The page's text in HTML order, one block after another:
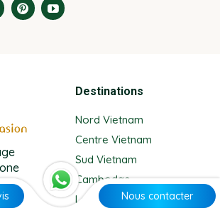
Destinations
Nord Vietnam
Centre Vietnam
Sud Vietnam
Cambodge
Laos
Nous contacter